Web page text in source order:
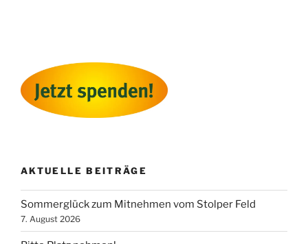
AKTUELLE BEITRÄGE
Sommerglück zum Mitnehmen vom Stolper Feld
7. August 2026